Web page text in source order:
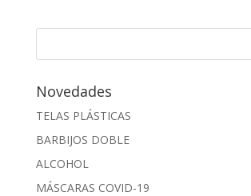
Novedades
TELAS PLÁSTICAS
BARBIJOS DOBLE
ALCOHOL
MÁSCARAS COVID-19